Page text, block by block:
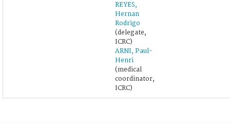
REYES,
Hernan
Rodrigo
(delegate,
ICRC)
ARNI, Paul-
Henri
(medical
coordinator,
ICRC)